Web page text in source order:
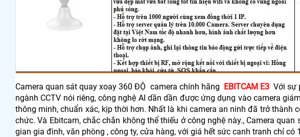
Camera quan sát quay xoay 360 ĐỘ camera chính hãng EBITCAM E3Với sự
ngành CCTV nói riêng, công nghệ AI dần dần được ứng dụng vào camera
thông minh, chuẩn xác, kịp thời hơn. Nhất là khi camera an ninh đã trở thành
chức. Và Ebitcam, chắc chắn không thể thiếu ở công nghệ này., Camera
gian gia đình, văn phòng , công ty, cửa hàng, với giá hết sức canh tranh chỉ có